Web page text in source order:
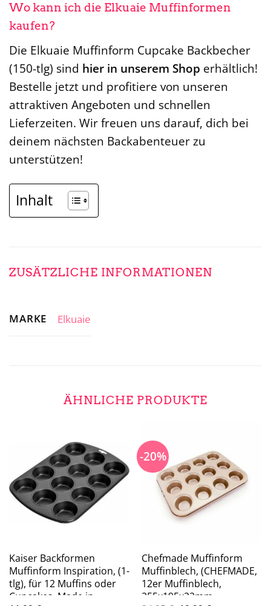
Wo kann ich die Elkuaie Muffinformen
kaufen?
Die Elkuaie Muffinform Cupcake Backbecher
(150-tlg) sind hier in unserem Shop erhältlich!
Bestelle jetzt und profitiere von unseren
attraktiven Angeboten und schnellen
Lieferzeiten. Wir freuen uns darauf, dich bei
deinem nächsten Backabenteuer zu
unterstützen!
Inhalt
ZUSÄTZLICHE INFORMATIONEN
MARKE Elkuaie
ÄHNLICHE PRODUKTE
Kaiser Backformen
Muffinform Inspiration, (1-
tlg), für 12 Muffins oder
Cupcakes, Made in
-20%
Chefmade Muffinform
Muffinblech, (CHEFMADE,
12er Muffinblech,
255x195x22mm,